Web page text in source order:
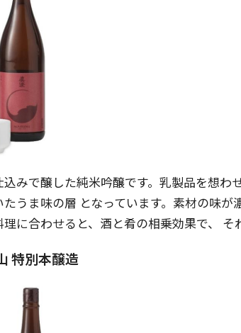
込みで醸した純米吟醸です。乳製品を想わ
たうま味の層 となっています。素材の味
理に合わせると、酒と肴の相乗効果で、 そ
特別本醸造